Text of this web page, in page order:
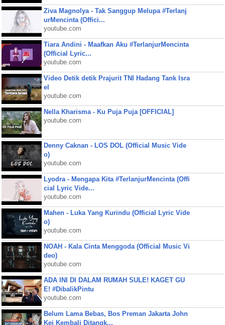
Ziva Magnolya - Tak Sanggup Melupa #Terlanj
urMencinta (Offici...
youtube.com
Tiara Andini - Maafkan Aku #TerlanjurMencinta
(Official Lyric...
youtube.com
Video Detik detik Prajurit TNI Hadang Tank Isra
el
youtube.com
Nella Kharisma - Ku Puja Puja [OFFICIAL]
youtube.com
Denny Caknan - LOS DOL (Official Music Vide
o)
youtube.com
Lyodra - Mengapa Kita #TerlanjurMencinta (Offi
cial Lyric Vide...
youtube.com
Mahen - Luka Yang Kurindu (Official Lyric Vide
o)
youtube.com
NOAH - Kala Cinta Menggoda (Official Music Vi
deo)
youtube.com
ADA INI DI DALAM RUMAH SULE! KAGET GU
E! #DibalikPintu
youtube.com
Belum Lama Bebas, Bos Preman Jakarta John
Kei Kembali Ditangk...